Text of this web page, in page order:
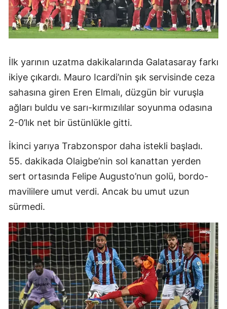
İlk yarının uzatma dakikalarında Galatasaray farkı
ikiye çıkardı. Mauro Icardi’nin şık servisinde ceza
sahasına giren Eren Elmalı, düzgün bir vuruşla
ağları buldu ve sarı-kırmızılılar soyunma odasına
2-0’lık net bir üstünlükle gitti.
İkinci yarıya Trabzonspor daha istekli başladı.
55. dakikada Olaigbe’nin sol kanattan yerden
sert ortasında Felipe Augusto’nun golü, bordo-
mavililere umut verdi. Ancak bu umut uzun
sürmedi.